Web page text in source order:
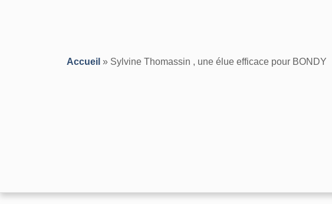
Accueil » Sylvine Thomassin , une élue efficace pour BONDY